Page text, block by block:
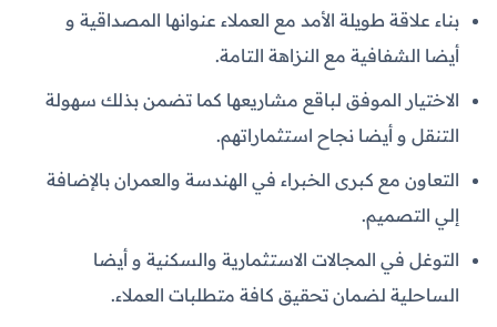
بناء علاقة طويلة الأمد مع العملاء عنوانها المصداقية و
أيضا الشفافية مع النزاهة التامة.
الاختيار الموفق لباقع مشاريعها كما تضمن بذلك سهولة
التنقل و أيضا نجاح استثماراتهم.
التعاون مع كبرى الخبراء في الهندسة والعمران بالإضافة
إلي التصميم.
التوغل في المجالات الاستثمارية والسكنية و أيضا
الساحلية لضمان تحقيق كافة متطلبات العملاء.